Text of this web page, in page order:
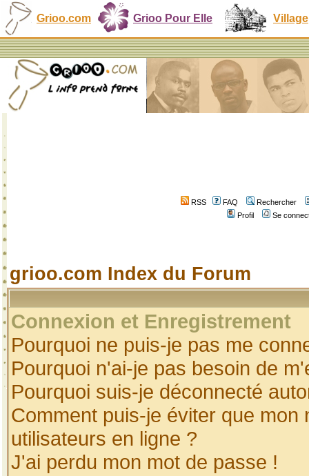
Grioo.com Grioo Pour Elle Village
RSS FAQ
Rechercher
Profil
Se
grioo.com Index du Forum
Connexion et Enregistrement
Pourquoi ne puis-je pas me
Pourquoi n'ai-je pas besoin de
Pourquoi suis-je déconnecté
Comment puis-je éviter que
utilisateurs en ligne ?
J'ai perdu mon mot de passe !